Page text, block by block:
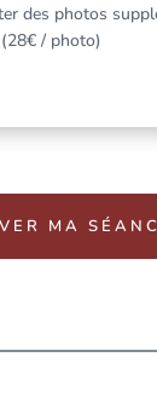
des photos
(28€ / photo)
MA